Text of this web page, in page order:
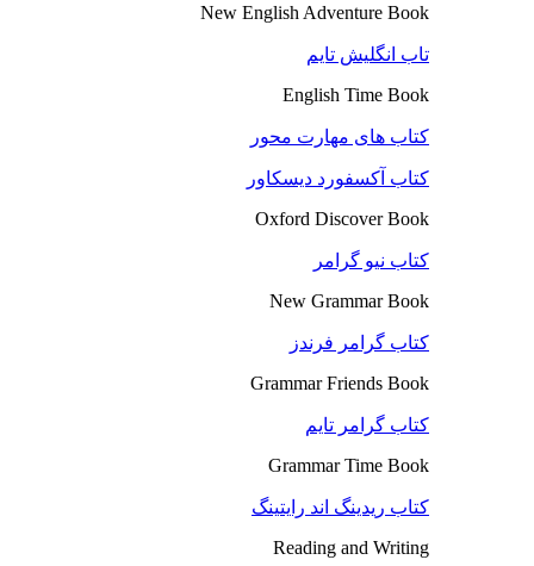
New English Adventure Book
تاب انگلیش تایم
English Time Book
کتاب های مهارت محور
کتاب آکسفورد دیسکاور
Oxford Discover Book
کتاب نیو گرامر
New Grammar Book
کتاب گرامر فرندز
Grammar Friends Book
کتاب گرامر تایم
Grammar Time Book
کتاب ریدینگ اند رایتینگ
Reading and Writing